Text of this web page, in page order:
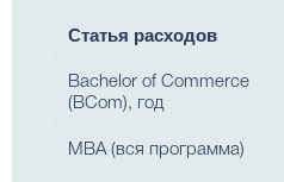
Статья расходов
Bachelor of Commerce
(BCom), год
MBA (вся программа)